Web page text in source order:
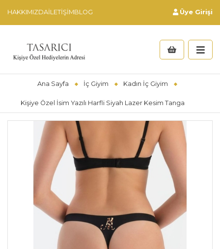
HAKKIMIZDAİLETIŞIMBLOG Üye Girişi
Ana Sayfa İç Giyim Kadın İç Giyim
Kişiye Özel İsim Yazılı Harfli Siyah Lazer Kesim Tanga